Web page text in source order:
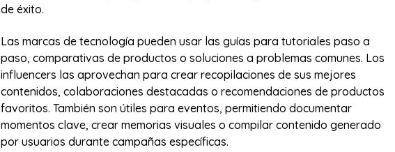
de éxito.
Las marcas de tecnología pueden usar las guías para tutoriales paso a
paso, comparativas de productos o soluciones a problemas comunes. Los
influencers las aprovechan para crear recopilaciones de sus mejores
contenidos, colaboraciones destacadas o recomendaciones de productos
favoritos. También son útiles para eventos, permitiendo documentar
momentos clave, crear memorias visuales o compilar contenido generado
por usuarios durante campañas específicas.